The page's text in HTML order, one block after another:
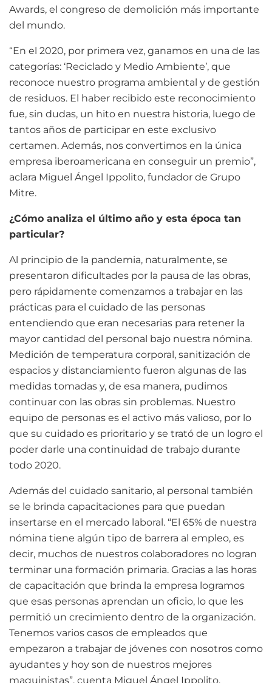
Awards, el congreso de demolición más importante
del mundo.
“En el 2020, por primera vez, ganamos en una de las
categorías: ‘Reciclado y Medio Ambiente’, que
reconoce nuestro programa ambiental y de gestión
de residuos. El haber recibido este reconocimiento
fue, sin dudas, un hito en nuestra historia, luego de
tantos años de participar en este exclusivo
certamen. Además, nos convertimos en la única
empresa iberoamericana en conseguir un premio”,
aclara Miguel Ángel Ippolito, fundador de Grupo
Mitre.
¿Cómo analiza el último año y esta época tan
particular?
Al principio de la pandemia, naturalmente, se
presentaron dificultades por la pausa de las obras,
pero rápidamente comenzamos a trabajar en las
prácticas para el cuidado de las personas
entendiendo que eran necesarias para retener la
mayor cantidad del personal bajo nuestra nómina.
Medición de temperatura corporal, sanitización de
espacios y distanciamiento fueron algunas de las
medidas tomadas y, de esa manera, pudimos
continuar con las obras sin problemas. Nuestro
equipo de personas es el activo más valioso, por lo
que su cuidado es prioritario y se trató de un logro el
poder darle una continuidad de trabajo durante
todo 2020.
Además del cuidado sanitario, al personal también
se le brinda capacitaciones para que puedan
insertarse en el mercado laboral. “El 65% de nuestra
nómina tiene algún tipo de barrera al empleo, es
decir, muchos de nuestros colaboradores no logran
terminar una formación primaria. Gracias a las horas
de capacitación que brinda la empresa logramos
que esas personas aprendan un oficio, lo que les
permitió un crecimiento dentro de la organización.
Tenemos varios casos de empleados que
empezaron a trabajar de jóvenes con nosotros como
ayudantes y hoy son de nuestros mejores
maquinistas”, cuenta Miguel Ángel Ippolito.